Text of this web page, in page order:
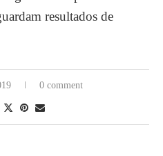
resultados de
0 comment